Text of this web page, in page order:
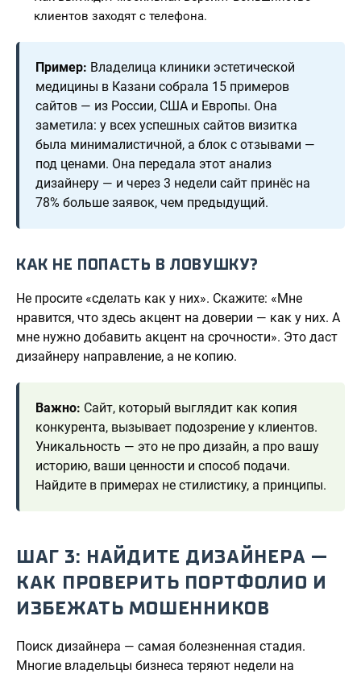
клиентов заходят с телефона.
Пример: Владелица клиники эстетической
медицины в Казани собрала 15 примеров
сайтов — из России, США и Европы. Она
заметила: у всех успешных сайтов визитка
была минималистичной, а блок с отзывами —
под ценами. Она передала этот анализ
дизайнеру — и через 3 недели сайт принёс на
78% больше заявок, чем предыдущий.
КАК НЕ ПОПАСТЬ В ЛОВУШКУ?
Не просите «сделать как у них». Скажите: «Мне
нравится, что здесь акцент на доверии — как у них. А
мне нужно добавить акцент на срочности». Это даст
дизайнеру направление, а не копию.
Важно: Сайт, который выглядит как копия
конкурента, вызывает подозрение у клиентов.
Уникальность — это не про дизайн, а про вашу
историю, ваши ценности и способ подачи.
Найдите в примерах не стилистику, а принципы.
ШАГ 3: НАЙДИТЕ ДИЗАЙНЕРА —
КАК ПРОВЕРИТЬ ПОРТФОЛИО И
ИЗБЕЖАТЬ МОШЕННИКОВ
Поиск дизайнера — самая болезненная стадия.
Многие владельцы бизнеса теряют недели на